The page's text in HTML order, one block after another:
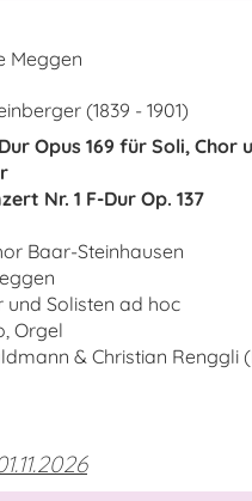
Meggen
(1839 - 1901)
Opus 169 für Soli, Chor
Nr. 1 F-Dur Op. 137
Baar-Steinhausen
und Solisten ad hoc
Orgel
& Christian Renggli